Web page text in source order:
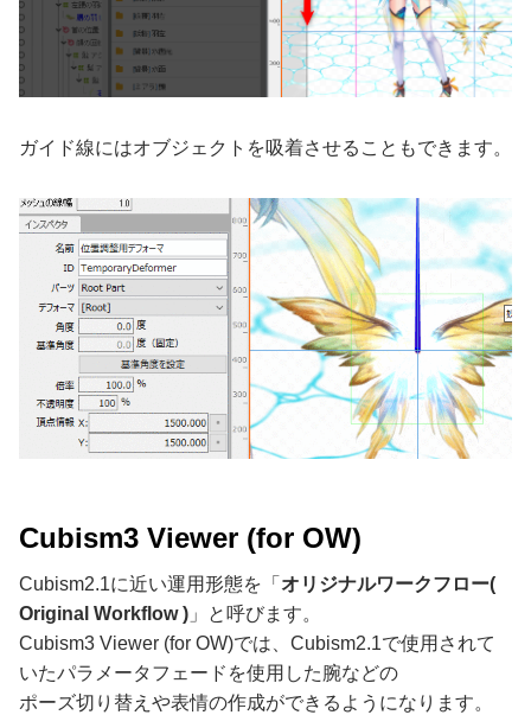
ガイド線にはオブジェクトを吸着させることもできます。
Cubism3 Viewer (for OW)
Cubism2.1に近い運用形態を「 オリジナルワークフロー(
Original Workflow ) 」と呼びます。
Cubism3 Viewer (for OW)では、Cubism2.1で使用されて
いたパラメータフェードを使用した腕などの
ポーズ切り替えや表情の作成ができるようになります。